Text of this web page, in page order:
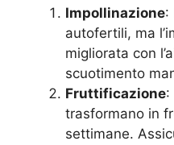
Impollinazione:
autofertili, ma
migliorata con
scuotimento
Fruttificazione:
trasformano in
settimane.